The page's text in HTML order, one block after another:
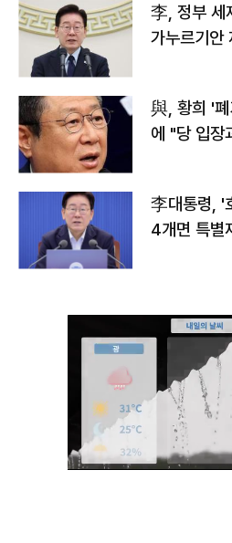
李, 정부 세
가누르기안
與, 황희 '폐
에 "당 입장
李대통령, '
4개면 특별